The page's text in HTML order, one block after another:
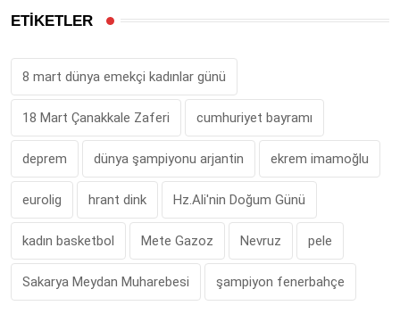
ETİKETLER
8 mart dünya emekçi kadınlar günü
18 Mart Çanakkale Zaferi cumhuriyet bayramı
deprem dünya şampiyonu arjantin ekrem imamoğlu
eurolig hrant dink Hz.Ali'nin Doğum Günü
kadın basketbol Mete Gazoz Nevruz pele
Sakarya Meydan Muharebesi şampiyon fenerbahçe